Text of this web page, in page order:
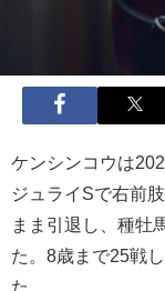
ケンシンコウは
ジュライSで右前
まま引退し、種牡
た。8歳まで25戦
た。